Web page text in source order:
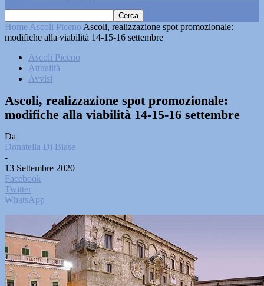
Home Ascoli Piceno Ascoli, realizzazione spot promozionale:
modifiche alla viabilità 14-15-16 settembre
Ascoli Piceno
Attualità
Avvisi
Ascoli, realizzazione spot promozionale:
modifiche alla viabilità 14-15-16 settembre
Da
Donatella Di Biase
-
13 Settembre 2020
Facebook
Twitter
WhatsApp